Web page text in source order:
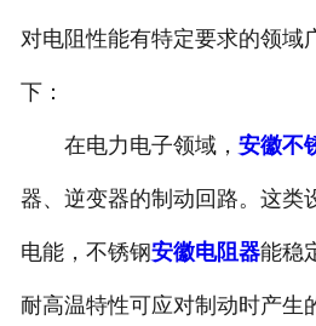
对电阻性能有特定要求的领域
下：
在电力电子领域， 安徽不
器、逆变器的制动回路。这类
电能，不锈钢安徽电阻器能稳
耐高温特性可应对制动时产生